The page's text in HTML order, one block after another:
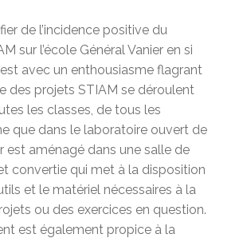
de l’incidence positive du
sur l’école Général Vanier en si
avec un enthousiasme flagrant
des projets STIAM se déroulent
les classes, de tous les
que dans le laboratoire ouvert de
est aménagé dans une salle de
convertie qui met à la disposition
et le matériel nécessaires à la
ou des exercices en question.
est également propice à la